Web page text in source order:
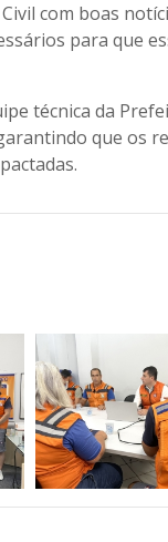
com boas
para que
técnica da
que os